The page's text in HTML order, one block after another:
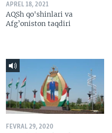
APREL 18, 2021
AQSh qo'shinlari va
Afg’oniston taqdiri
FEVRAL 29, 2020